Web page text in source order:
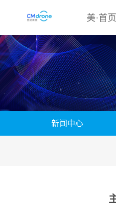
美·首页
新闻中心